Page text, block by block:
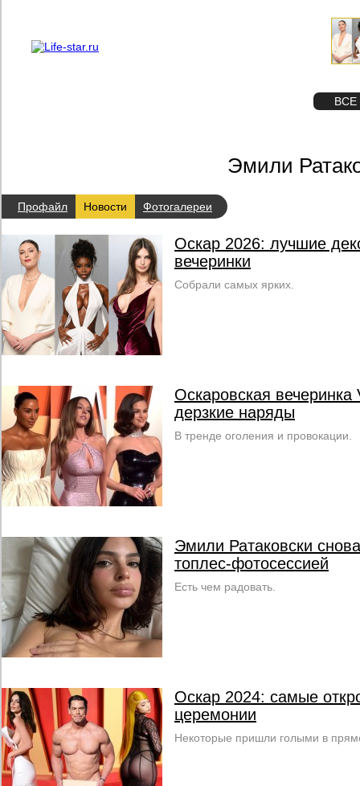
ВСЕ
Эмили
Профайл Новости Фотогалереи
Оскар 2026: лучшие
вечеринки
Собрали самых ярких.
Оскаровская
дерзкие наряды
В тренде оголения и провокации.
Эмили Ратаковски
топлес-фотосессией
Есть чем радовать.
Оскар 2024: самые
церемонии
Некоторые пришли голыми в